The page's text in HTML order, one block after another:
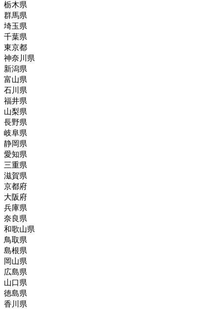
栃木県
群馬県
埼玉県
千葉県
東京都
神奈川県
新潟県
富山県
石川県
福井県
山梨県
長野県
岐阜県
静岡県
愛知県
三重県
滋賀県
京都府
大阪府
兵庫県
奈良県
和歌山県
鳥取県
島根県
岡山県
広島県
山口県
徳島県
香川県